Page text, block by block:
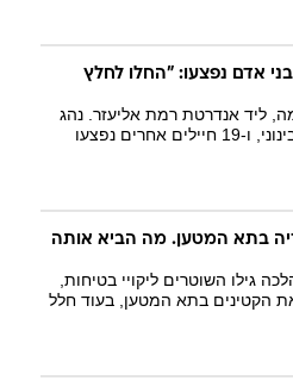
אוטובוס חיילים התהפך ליד מצפה רמון, 21 בני אדם נפצעו: "החלו לחלץ
ליד אנדרטת רמת אליעזר. נהג
האוטובוס ואחד החיילים, בן 20, נפצעו באורח בינוני, ו-19 חיילים אחרים נפצעו
בתא המטען. מה הביא אותה
לבדיקה שגרתית בכביש 25, במהלכה גילו השוטרים ליקויי בטיחות,
הקטינים בתא המטען, בעוד חלל